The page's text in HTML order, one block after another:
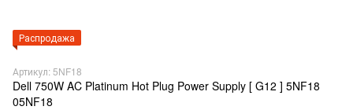
Распродажа
Артикул: 5NF18
Dell 750W AC Platinum Hot Plug Power Supply [ G12 ] 5NF18
05NF18